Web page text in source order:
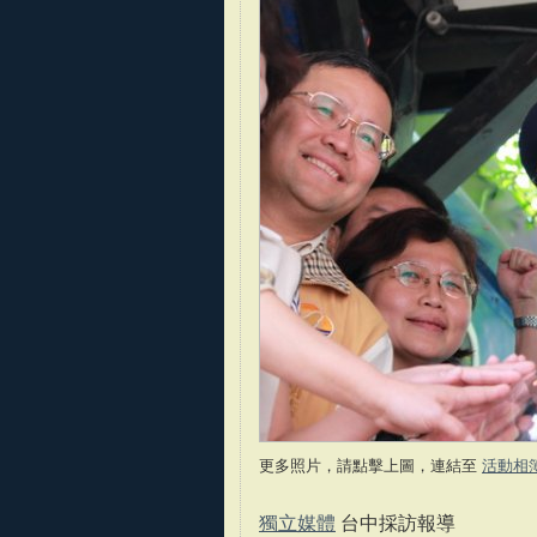
更多照片，請點擊上圖，連結至 活動相
獨立媒體 台中採訪報導